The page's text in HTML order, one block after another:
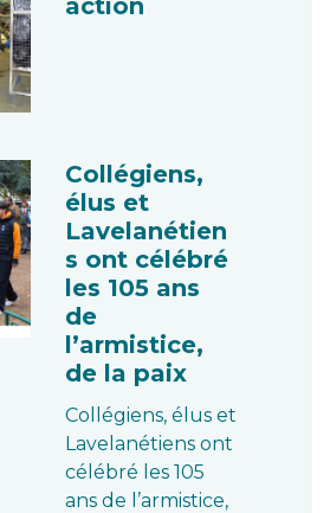
action
Collégiens,
élus et
Lavelanétien
s ont célébré
les 105 ans
de
l’armistice,
de la paix
Collégiens, élus et
Lavelanétiens ont
célébré les 105
ans de l’armistice,